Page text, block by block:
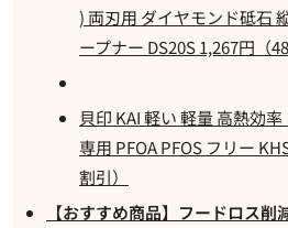
) 両刃用 ダイヤモンド砥石
ープナー DS20S 1,267円（
貝印 KAI 軽い 軽量 高熱効
専用 PFOA PFOS フリー
割引）
【おすすめ商品】フードロス